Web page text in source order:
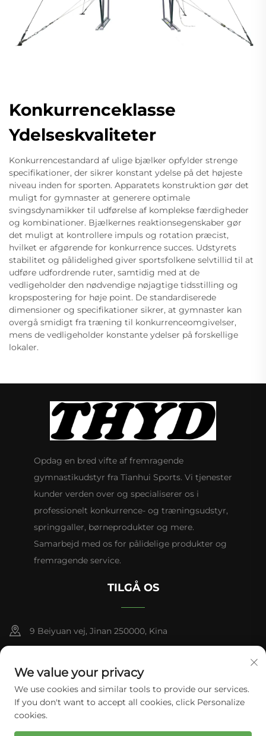
Konkurrenceklasse
Ydelseskvaliteter
Konkurrencestandard af ulige bjælker opfylder strenge
specifikationer, der sikrer konstant ydelse på det højeste
niveau inden for sporten. Apparatets konstruktion gør det
muligt for gymnaster at generere optimale
svingsdynamikker til udførelse af komplekse færdigheder
og kombinationer. Bjælkernes reaktionsegenskaber gør
det muligt at kontrollere impuls og rotation præcist,
hvilket er afgørende for konkurrence succes. Udstyrets
stabilitet og pålidelighed giver sportsfolkene selvtillid til at
udføre udfordrende ruter, samtidig med at de
vedligeholder den nødvendige nøjagtige tidsstilling og
kropspostering for høje point. De standardiserede
dimensioner og specifikationer sikrer, at gymnaster kan
overgå smidigt fra træning til konkurrenceomgivelser,
mens de vedligeholder konstante ydelser på forskellige
lokaler.
Opdag en bred vifte af fremragende
gymnastikudstyr fra Tianhui Sports. Vi tjenester
kunder verden over og specialiserer os i
professionelt konkurrence- og træningsudstyr,
springgaller, børneprodukter og mere.
Samarbejd med os for pålidelige produkter og
fremragende service.
TILGÅ OS
9 Beiyuan vej, Jinan 250000, Kina
[email protected]
Copyright © Tianhui Sports. Alle rettigheder forbeholdes.
We value your privacy
We use cookies and similar tools to provide our services.
If you don't want to accept all cookies, click Personalize
cookies.